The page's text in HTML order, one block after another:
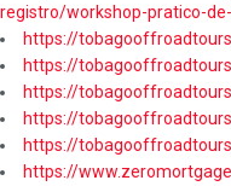
registro/workshop-pratico-
https://
https://
https://
https://
https://
https://